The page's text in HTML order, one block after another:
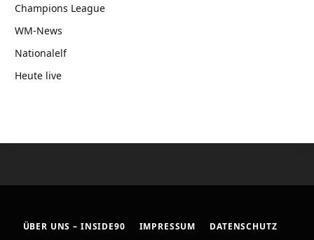
Champions League
WM-News
Nationalelf
Heute live
ÜBER UNS – INSIDE90 IMPRESSUM DATENSCHUTZ